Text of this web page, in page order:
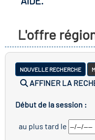
les métiers
clés métiers et
lieu d'information
de l'Economie
Solidaire (ESS)
du secteur
L'offre
NOUVELLE RECHERCHE
AFFINER LA
Début de la session :
au plus tard le